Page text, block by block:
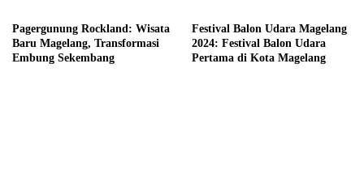
Pagergunung Rockland: Wisata
Baru Magelang, Transformasi
Embung Sekembang
Festival Balon Udara Magelang
2024: Festival Balon Udara
Pertama di Kota Magelang